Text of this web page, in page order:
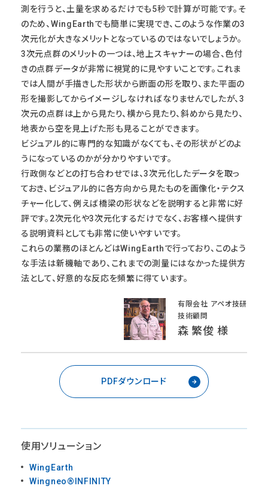
測を行うと、土量を求めるだけでも5秒で計算が可能です。そ
のため、WingEarthでも簡単に実現でき、このような作業の3
次元化が大きなメリットとなっているのではないでしょうか。
3次元点群のメリットの一つは、地上スキャナーの場合、色付
きの点群データが非常に視覚的に見やすいことです。これま
では人間が手描きした形状から断面の形を取り、また平面の
形を撮影してからイメージしなければなりませんでしたが、3
次元の点群は上から見たり、横から見たり、斜めから見たり、
地表から空を見上げた形も見ることができます。
ビジュアル的に専門的な知識がなくても、その形状がどのよ
うになっているのかが分かりやすいです。
行政側などとの打ち合わせでは、3次元化したデータを取っ
ておき、ビジュアル的に各方向から見たものを画像化・テクス
チャー化して、例えば橋梁の形状などを説明すると非常に好
評です。2次元化や3次元化するだけでなく、お客様へ提供す
る説明資料としても非常に使いやすいです。
これらの業務のほとんどはWingEarthで行っており、このよう
な手法は新機軸であり、これまでの測量にはなかった提供方
法として、好意的な反応を頻繁に得ています。
有限会社 アペオ技研
技術顧問
森 繁俊 様
PDFダウンロード
使用ソリューション
WingEarth
Wingneo®INFINITY